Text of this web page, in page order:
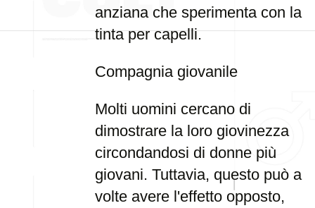
anziana che sperimenta con la
tinta per capelli.
Compagnia giovanile
Molti uomini cercano di
dimostrare la loro giovinezza
circondandosi di donne più
giovani. Tuttavia, questo può a
volte avere l'effetto opposto,